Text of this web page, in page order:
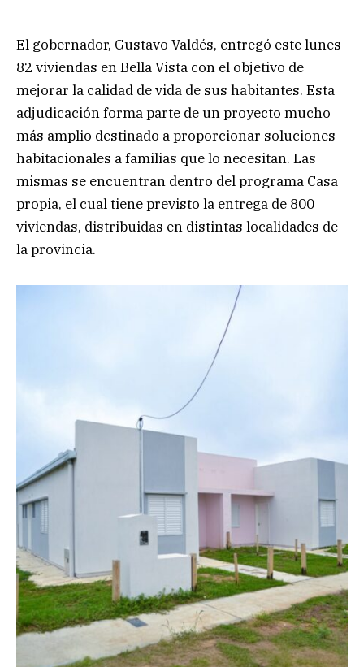
El gobernador, Gustavo Valdés, entregó este lunes
82 viviendas en Bella Vista con el objetivo de
mejorar la calidad de vida de sus habitantes. Esta
adjudicación forma parte de un proyecto mucho
más amplio destinado a proporcionar soluciones
habitacionales a familias que lo necesitan. Las
mismas se encuentran dentro del programa Casa
propia, el cual tiene previsto la entrega de 800
viviendas, distribuidas en distintas localidades de
la provincia.